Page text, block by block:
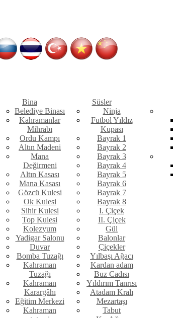
Bina
Belediye Binası
Kahramanlar
Mihrabı
Ordu Kampı
Altın Madeni
Mana
Değirmeni
Altın Kasası
Mana Kasası
Gözcü Kulesi
Ok Kulesi
Sihir Kulesi
Top Kulesi
Kolezyum
Yadigar Salonu
Duvar
Bomba Tuzağı
Kahraman
Tuzağı
Kahraman
Karargâhı
Eğitim Merkezi
Kahraman
Süsler
Ninja
Futbol Yıldız
Kupası
Bayrak 1
Bayrak 2
Bayrak 3
Bayrak 4
Bayrak 5
Bayrak 6
Bayrak 7
Bayrak 8
I. Çiçek
II. Çiçek
Gül
Balonlar
Çiçekler
Yılbaşı Ağacı
Kardan adam
Buz Cadısı
Yıldırım Tanrısı
Atadam Kralı
Mezartaşı
Tabut